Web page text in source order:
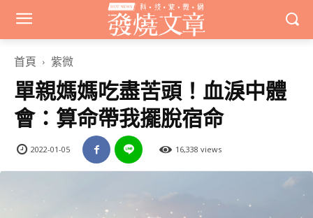
首頁 紫微
單親媽媽吃盡苦頭！血淚中體
會：算命帶我擺脫宿命
2022-01-05 16,338 views